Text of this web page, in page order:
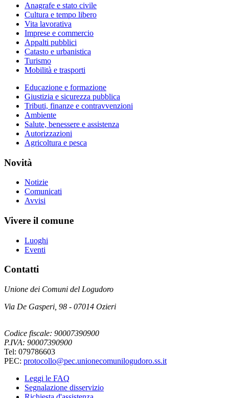
Anagrafe e stato civile
Cultura e tempo libero
Vita lavorativa
Imprese e commercio
Appalti pubblici
Catasto e urbanistica
Turismo
Mobilità e trasporti
Educazione e formazione
Giustizia e sicurezza pubblica
Tributi, finanze e contravvenzioni
Ambiente
Salute, benessere e assistenza
Autorizzazioni
Agricoltura e pesca
Novità
Notizie
Comunicati
Avvisi
Vivere il comune
Luoghi
Eventi
Contatti
Unione dei Comuni del Logudoro
Via De Gasperi, 98 - 07014 Ozieri
Codice fiscale: 90007390900
P.IVA: 90007390900
Tel: 079786603
PEC: protocollo@pec.unionecomunilogudoro.ss.it
Leggi le FAQ
Segnalazione disservizio